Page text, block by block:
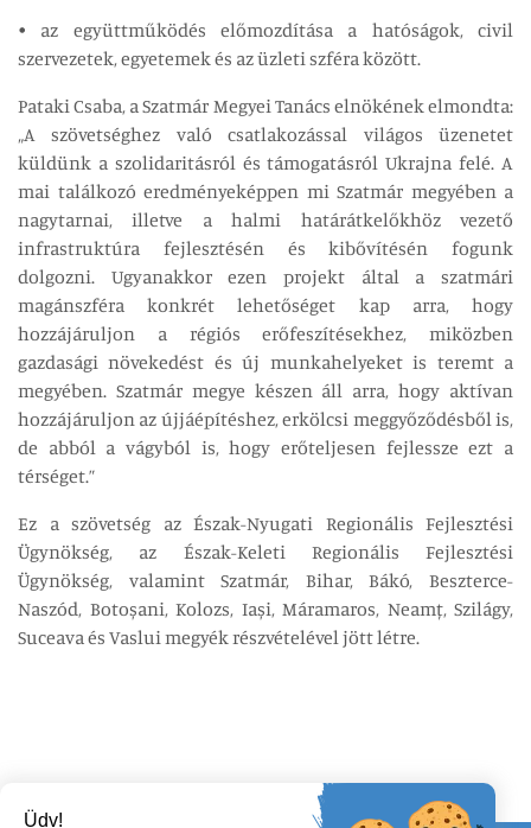
• az együttműködés előmozdítása a hatóságok, civil
szervezetek, egyetemek és az üzleti szféra között.
Pataki Csaba, a Szatmár Megyei Tanács elnökének elmondta:
„A szövetséghez való csatlakozással világos üzenetet
küldünk a szolidaritásról és támogatásról Ukrajna felé. A
mai találkozó eredményeképpen mi Szatmár megyében a
nagytarnai, illetve a halmi határátkelőkhöz vezető
infrastruktúra fejlesztésén és kibővítésén fogunk
dolgozni. Ugyanakkor ezen projekt által a szatmári
magánszféra konkrét lehetőséget kap arra, hogy
hozzájáruljon a régiós erőfeszítésekhez, miközben
gazdasági növekedést és új munkahelyeket is teremt a
megyében. Szatmár megye készen áll arra, hogy aktívan
hozzájáruljon az újjáépítéshez, erkölcsi meggyőződésből is,
de abból a vágyból is, hogy erőteljesen fejlessze ezt a
térséget.”
Ez a szövetség az Észak-Nyugati Regionális Fejlesztési
Ügynökség, az Észak-Keleti Regionális Fejlesztési
Ügynökség, valamint Szatmár, Bihar, Bákó, Beszterce-
Naszód, Botoșani, Kolozs, Iași, Máramaros, Neamț, Szilágy,
Suceava és Vaslui megyék részvételével jött létre.
Üdv!